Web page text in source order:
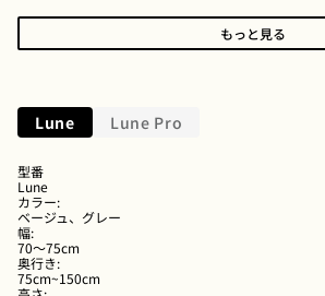
もっと見る
Lune Lune Pro
型番
Lune
カラー:
ベージュ、グレー
幅:
70～75cm
奥行き:
75cm~150cm